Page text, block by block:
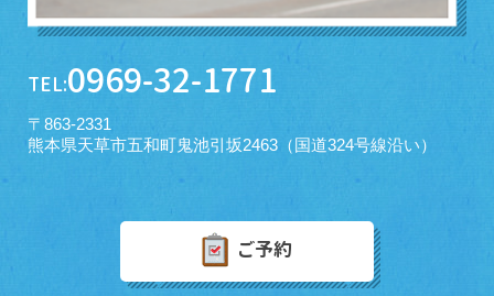
TEL:0969-32-1771
〒863-2331
熊本県天草市五和町鬼池引坂2463（国道324号線沿い）
ご予約